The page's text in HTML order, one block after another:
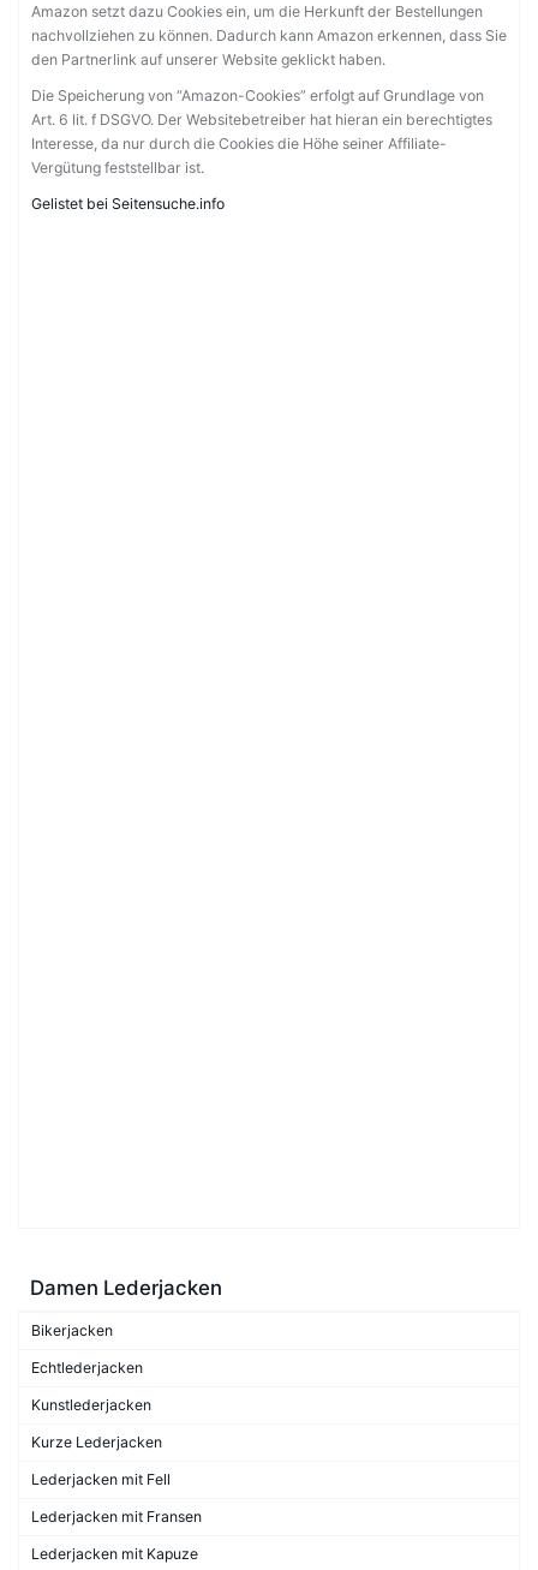
Amazon setzt dazu Cookies ein, um die Herkunft der Bestellungen
nachvollziehen zu können. Dadurch kann Amazon erkennen, dass Sie
den Partnerlink auf unserer Website geklickt haben.
Die Speicherung von “Amazon-Cookies” erfolgt auf Grundlage von
Art. 6 lit. f DSGVO. Der Websitebetreiber hat hieran ein berechtigtes
Interesse, da nur durch die Cookies die Höhe seiner Affiliate-
Vergütung feststellbar ist.
Gelistet bei Seitensuche.info
Damen Lederjacken
Bikerjacken
Echtlederjacken
Kunstlederjacken
Kurze Lederjacken
Lederjacken mit Fell
Lederjacken mit Fransen
Lederjacken mit Kapuze